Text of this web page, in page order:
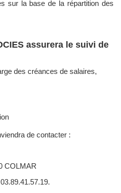
sur la base de la répartition des
assurera le suivi de
des créances de salaires,
de contacter :
COLMAR